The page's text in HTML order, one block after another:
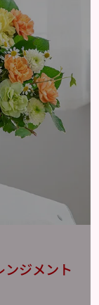
ンジメント